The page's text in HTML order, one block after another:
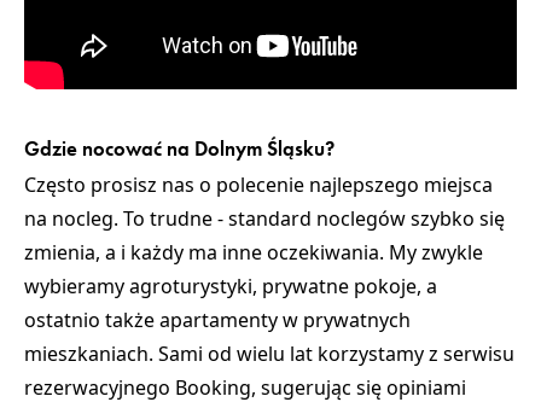
Gdzie nocować na Dolnym Śląsku?
Często prosisz nas o polecenie najlepszego miejsca
na nocleg. To trudne - standard noclegów szybko się
zmienia, a i każdy ma inne oczekiwania. My zwykle
wybieramy agroturystyki, prywatne pokoje, a
ostatnio także apartamenty w prywatnych
mieszkaniach. Sami od wielu lat korzystamy z serwisu
rezerwacyjnego Booking, sugerując się opiniami